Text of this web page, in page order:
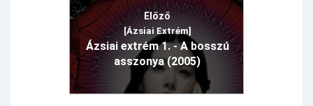
Előző
[Ázsiai Extrém]
Ázsiai extrém 1. - A bosszú
asszonya (2005)